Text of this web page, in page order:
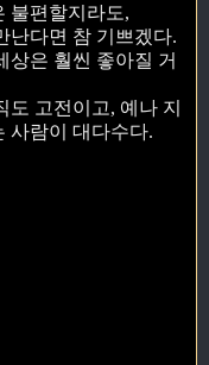
불편할지라도,
난다면 참 기쁘겠다.
상은 훨씬 좋아질 거
도 고전이고, 예나 지
사람이 대다수다.